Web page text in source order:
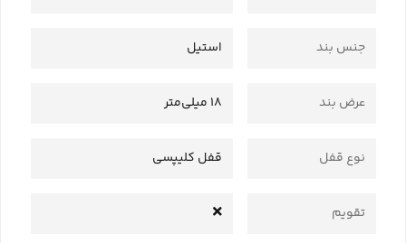
جنس بند استیل
عرض بند 18 میلی‌متر
نوع قفل قفل کلیپسی
تقویم